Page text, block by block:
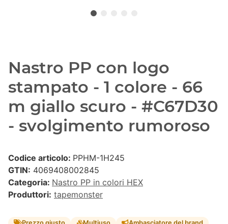
Nastro PP con logo
stampato - 1 colore - 66
m giallo scuro - #C67D30
- svolgimento rumoroso
Codice articolo: PPHM-1H245
GTIN: 4069408002845
Categoria: Nastro PP in colori HEX
Produttori: tapemonster